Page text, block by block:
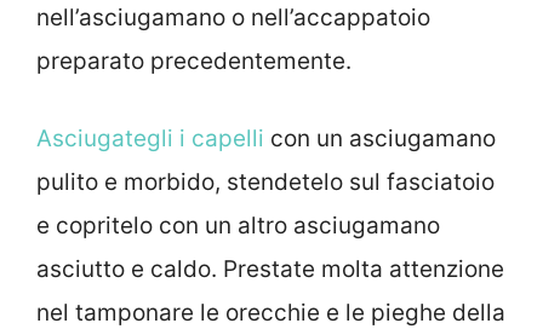
nell’asciugamano o nell’accappatoio
preparato precedentemente.
Asciugategli i capelli con un asciugamano
pulito e morbido, stendetelo sul fasciatoio
e copritelo con un altro asciugamano
asciutto e caldo. Prestate molta attenzione
nel tamponare le orecchie e le pieghe della